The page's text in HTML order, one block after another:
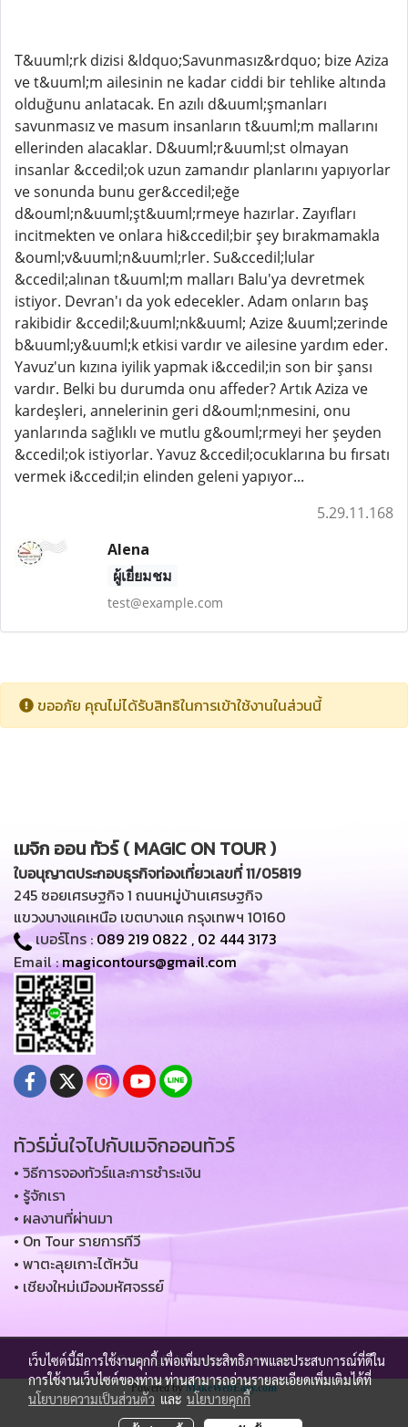
T&uuml;rk dizisi &ldquo;Savunmasız&rdquo; bize Aziza
ve t&uuml;m ailesinin ne kadar ciddi bir tehlike altında
olduğunu anlatacak. En azılı d&uuml;şmanları
savunmasız ve masum insanların t&uuml;m mallarını
ellerinden alacaklar. D&uuml;r&uuml;st olmayan
insanlar &ccedil;ok uzun zamandır planlarını yapıyorlar
ve sonunda bunu ger&ccedil;eğe
d&ouml;n&uuml;şt&uuml;rmeye hazırlar. Zayıfları
incitmekten ve onlara hi&ccedil;bir şey bırakmamakla
&ouml;v&uuml;n&uuml;rler. Su&ccedil;lular
&ccedil;alınan t&uuml;m malları Balu'ya devretmek
istiyor. Devran'ı da yok edecekler. Adam onların baş
rakibidir &ccedil;&uuml;nk&uuml; Azize &uuml;zerinde
b&uuml;y&uuml;k etkisi vardır ve ailesine yardım eder.
Yavuz'un kızına iyilik yapmak i&ccedil;in son bir şansı
vardır. Belki bu durumda onu affeder? Artık Aziza ve
kardeşleri, annelerinin geri d&ouml;nmesini, onu
yanlarında sağlıklı ve mutlu g&ouml;rmeyi her şeyden
&ccedil;ok istiyorlar. Yavuz &ccedil;ocuklarına bu fırsatı
vermek i&ccedil;in elinden geleni yapıyor...
5.29.11.168
Alena
ผู้เยี่ยมชม
test@example.com
ขออภัย คุณไม่ได้รับสิทธิในการเข้าใช้งานในส่วนนี้
เมจิก ออน ทัวร์ ( MAGIC ON TOUR )
ใบอนุญาตประกอบธุรกิจท่องเที่ยวเลขที่ 11/05819
245 ซอยเศรษฐกิจ 1 ถนนหมู่บ้านเศรษฐกิจ
แขวงบางแคเหนือ เขตบางแค กรุงเทพฯ 10160
เบอร์โทร :089 219 0822 , 02 444 3173
Email :magicontours@gmail.com
ทัวร์มั่นใจไปกับเมจิกออนทัวร์
• วิธีการจองทัวร์และการชำระเงิน
• รู้จักเรา
• ผลงานที่ผ่านมา
• On Tour รายการทีวี
• พาตะลุยเกาะไต้หวัน
• เชียงใหม่เมืองมหัศจรรย์
Copy right by magic-ontours.com
Powered byMakeWebEasy.com
เว็บไซต์นี้มีการใช้งานคุกกี้ เพื่อเพิ่มประสิทธิภาพและประสบการณ์ที่ดีใน
การใช้งานเว็บไซต์ของท่าน ท่านสามารถอ่านรายละเอียดเพิ่มเติมได้ที่
นโยบายความเป็นส่วนตัว และ นโยบายคุกกี้